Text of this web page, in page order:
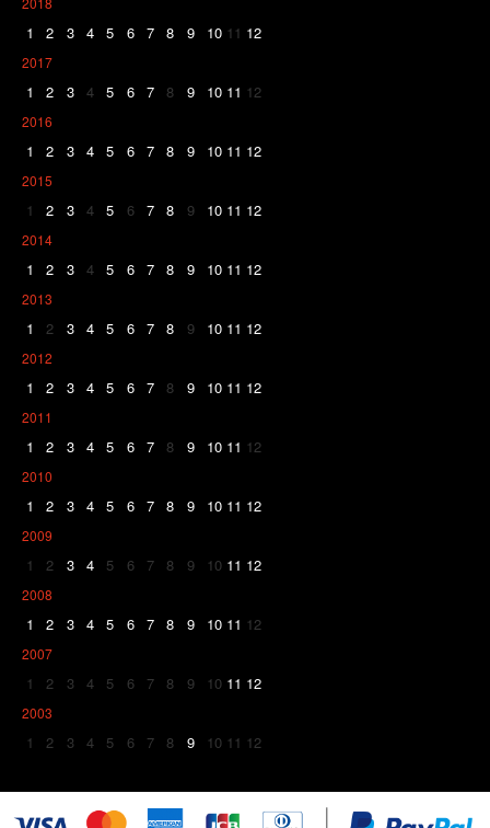
1 2 3 4 5 6 7 8 9 10 11 12
2017
1 2 3 4 5 6 7 8 9 10 11 12
2016
1 2 3 4 5 6 7 8 9 10 11 12
2015
1 2 3 4 5 6 7 8 9 10 11 12
2014
1 2 3 4 5 6 7 8 9 10 11 12
2013
1 2 3 4 5 6 7 8 9 10 11 12
2012
1 2 3 4 5 6 7 8 9 10 11 12
2011
1 2 3 4 5 6 7 8 9 10 11 12
2010
1 2 3 4 5 6 7 8 9 10 11 12
2009
1 2 3 4 5 6 7 8 9 10 11 12
2008
1 2 3 4 5 6 7 8 9 10 11 12
2007
1 2 3 4 5 6 7 8 9 10 11 12
2003
1 2 3 4 5 6 7 8 9 10 11 12